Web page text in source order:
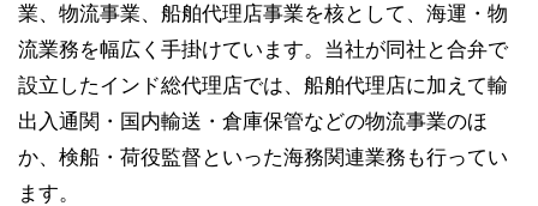
業、物流事業、船舶代理店事業を核として、海運・物
流業務を幅広く手掛けています。当社が同社と合弁で
設立したインド総代理店では、船舶代理店に加えて輸
出入通関・国内輸送・倉庫保管などの物流事業のほ
か、検船・荷役監督といった海務関連業務も行ってい
ます。